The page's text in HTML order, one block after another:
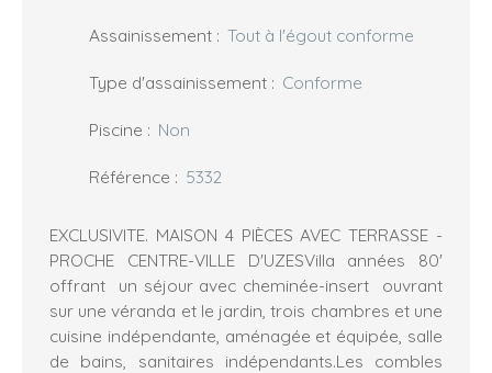
Assainissement : Tout à l'égout conforme
Type d'assainissement : Conforme
Piscine : Non
Référence : 5332
EXCLUSIVITE. MAISON 4 PIÈCES AVEC TERRASSE -
PROCHE CENTRE-VILLE D'UZESVilla années 80'
offrant un séjour avec cheminée-insert ouvrant
sur une véranda et le jardin, trois chambres et une
cuisine indépendante, aménagée et équipée, salle
de bains, sanitaires indépendants.Les combles